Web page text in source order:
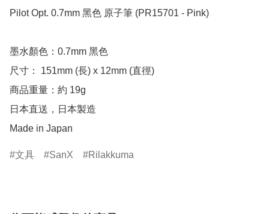
Pilot Opt. 0.7mm 黑色 原子筆 (PR15701 - Pink)
墨水顏色：0.7mm 黑色
尺寸： 151mm (長) x 12mm (直徑)
商品重量：約 19g
日本直送，日本製造
Made in Japan
文具 SanX Rilakkuma